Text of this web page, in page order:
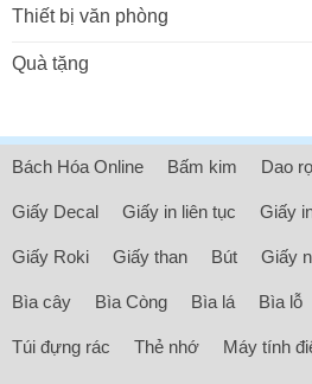
Thiết bị văn phòng
Quà tặng
Bách Hóa Online Bấm kim Dao
Giấy Decal Giấy in liên tục Giấy
Giấy Roki Giấy than Bút Giấy
Bìa cây Bìa Còng Bìa lá Bìa lỗ
Túi đựng rác Thẻ nhớ Máy tính